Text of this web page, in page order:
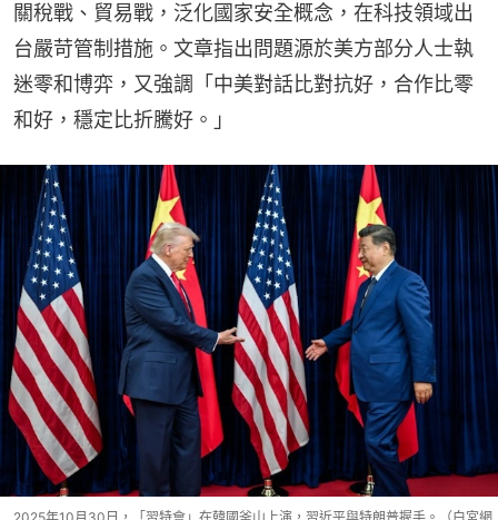
關稅戰、貿易戰，泛化國家安全概念，在科技領域出
台嚴苛管制措施。文章指出問題源於美方部分人士執
迷零和博弈，又強調「中美對話比對抗好，合作比零
和好，穩定比折騰好。」